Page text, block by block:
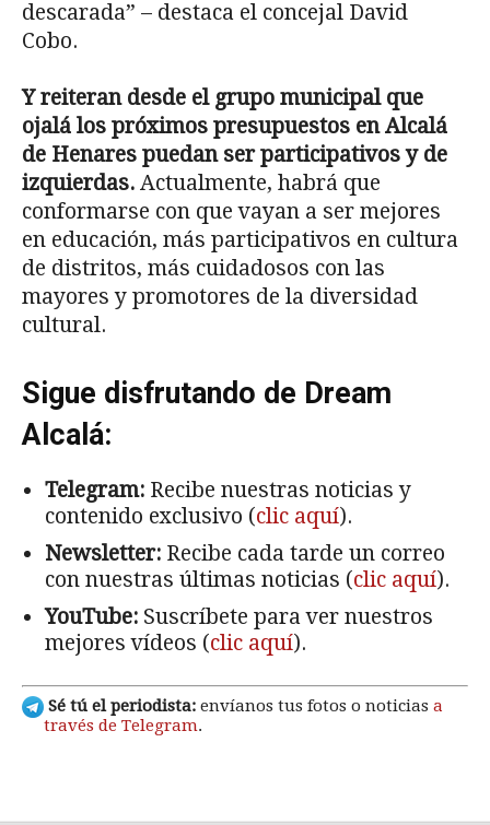
descarada” – destaca el concejal David
Cobo.
Y reiteran desde el grupo municipal que
ojalá los próximos presupuestos en Alcalá
de Henares puedan ser participativos y de
izquierdas. Actualmente, habrá que
conformarse con que vayan a ser mejores
en educación, más participativos en cultura
de distritos, más cuidadosos con las
mayores y promotores de la diversidad
cultural.
Sigue disfrutando de Dream
Alcalá:
Telegram: Recibe nuestras noticias y
contenido exclusivo (clic aquí).
Newsletter: Recibe cada tarde un correo
con nuestras últimas noticias (clic aquí).
YouTube: Suscríbete para ver nuestros
mejores vídeos (clic aquí).
Sé tú el periodista: envíanos tus fotos o noticias a
través de Telegram.